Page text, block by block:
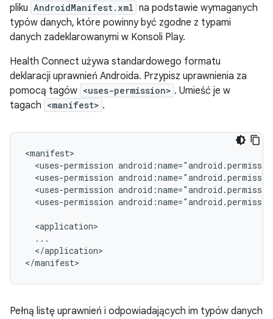
pliku AndroidManifest.xml na podstawie wymaganych
typów danych, które powinny być zgodne z typami
danych zadeklarowanymi w Konsoli Play.
Health Connect używa standardowego formatu
deklaracji uprawnień Androida. Przypisz uprawnienia za
pomocą tagów <uses-permission> . Umieść je w
tagach <manifest> .
<uses-permission
<uses-permission
<uses-permission
<uses-permission
</application>
Pełną listę uprawnień i odpowiadających im typów danych